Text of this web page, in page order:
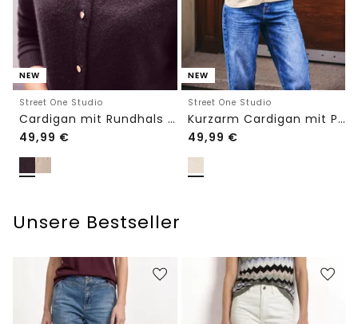
NEW
Street One Studio
Cardigan mit Rundhals und Knöpfen
49,99 €
NEW
Street One Studio
Kurzarm Cardigan mit Polokragen
49,99 €
Unsere Bestseller